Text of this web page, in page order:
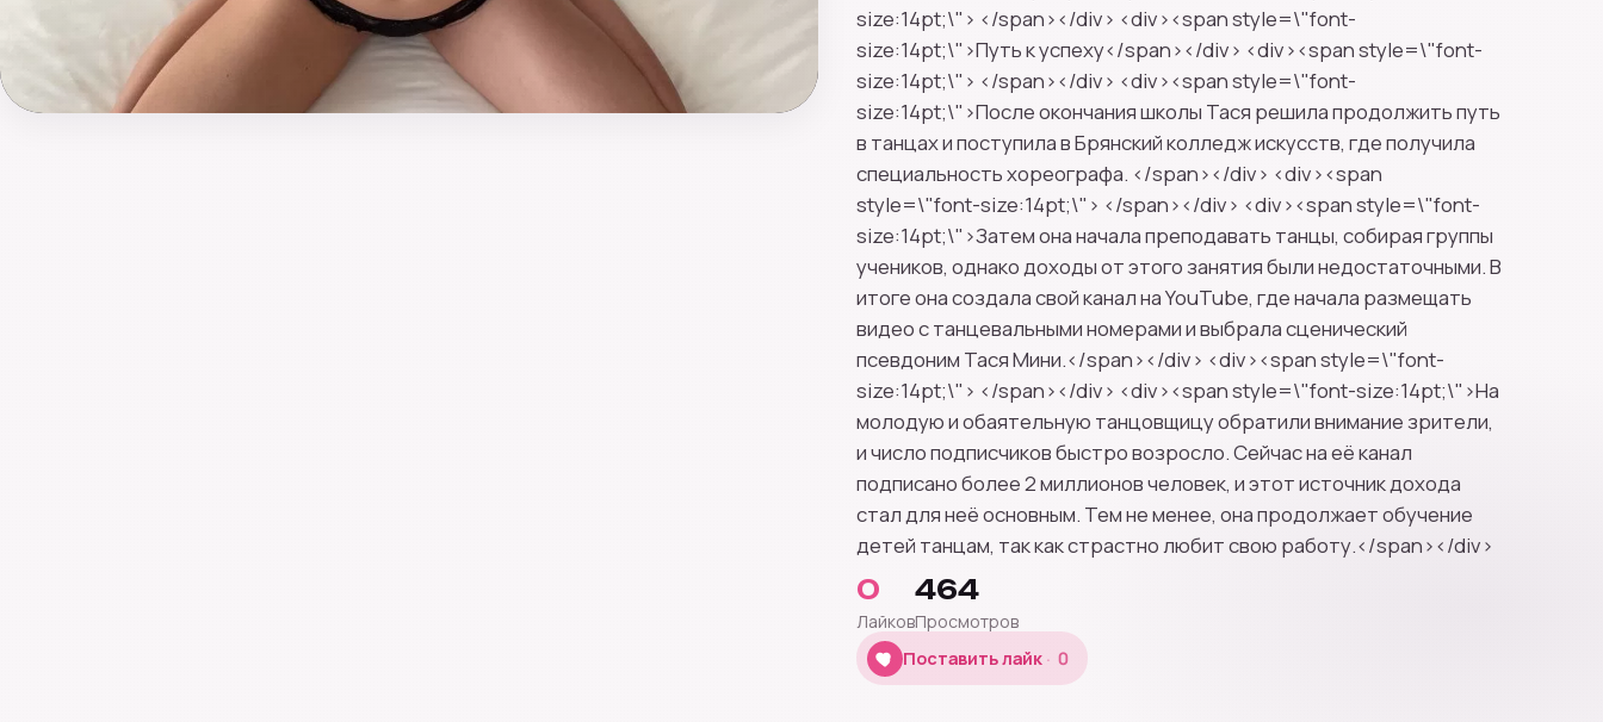
size:14pt;\"> </span></div> <div><span style=\"font-
size:14pt;\">Путь к успеху</span></div> <div><span style=\"font-
size:14pt;\"> </span></div> <div><span style=\"font-
size:14pt;\">После окончания школы Тася решила продолжить путь
в танцах и поступила в Брянский колледж искусств, где получила
специальность хореографа. </span></div> <div><span
style=\"font-size:14pt;\"> </span></div> <div><span style=\"font-
size:14pt;\">Затем она начала преподавать танцы, собирая группы
учеников, однако доходы от этого занятия были недостаточными. В
итоге она создала свой канал на YouTube, где начала размещать
видео с танцевальными номерами и выбрала сценический
псевдоним Тася Мини.</span></div> <div><span style=\"font-
size:14pt;\"> </span></div> <div><span style=\"font-size:14pt;\">На
молодую и обаятельную танцовщицу обратили внимание зрители,
и число подписчиков быстро возросло. Сейчас на её канал
подписано более 2 миллионов человек, и этот источник дохода
стал для неё основным. Тем не менее, она продолжает обучение
детей танцам, так как страстно любит свою работу.</span></div>
0
Лайков
464
Просмотров
Поставить лайк
0
0